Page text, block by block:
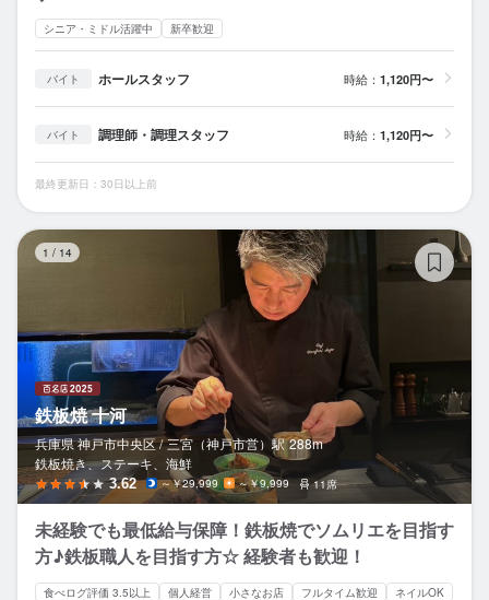
シニア・ミドル活躍中 新卒歓迎
バイト ホールスタッフ 時給： 1,120円〜
バイト 調理師・調理スタッフ 時給： 1,120円〜
最終更新日：30日以上前
1 / 14
鉄板焼 十河
兵庫県 神戸市中央区 / 三宮（神戸市営） 駅 288m
鉄板焼き、ステーキ、海鮮
3.62 ～￥29,999 ～￥9,999 11席
未経験でも最低給与保障！鉄板焼でソムリエを目指す
方♪鉄板職人を目指す方☆ 経験者も歓迎！
食べログ評価 3.5以上 個人経営 小さなお店 フルタイム歓迎
ネイルOK